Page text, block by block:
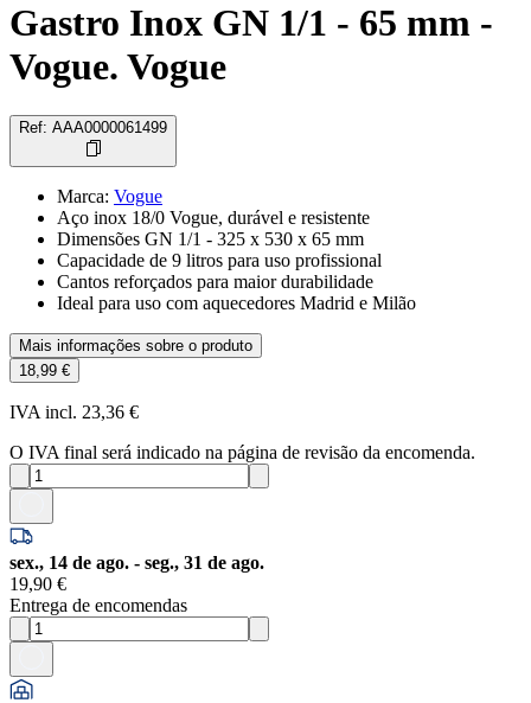
Gastro Inox GN 1/1 - 65 mm -
Vogue. Vogue
Ref: AAA0000061499
Marca: Vogue
Aço inox 18/0 Vogue, durável e resistente
Dimensões GN 1/1 - 325 x 530 x 65 mm
Capacidade de 9 litros para uso profissional
Cantos reforçados para maior durabilidade
Ideal para uso com aquecedores Madrid e Milão
Mais informações sobre o produto
18,99 €
IVA incl. 23,36 €
O IVA final será indicado na página de revisão da encomenda.
sex., 14 de ago. - seg., 31 de ago.
19,90 €
Entrega de encomendas